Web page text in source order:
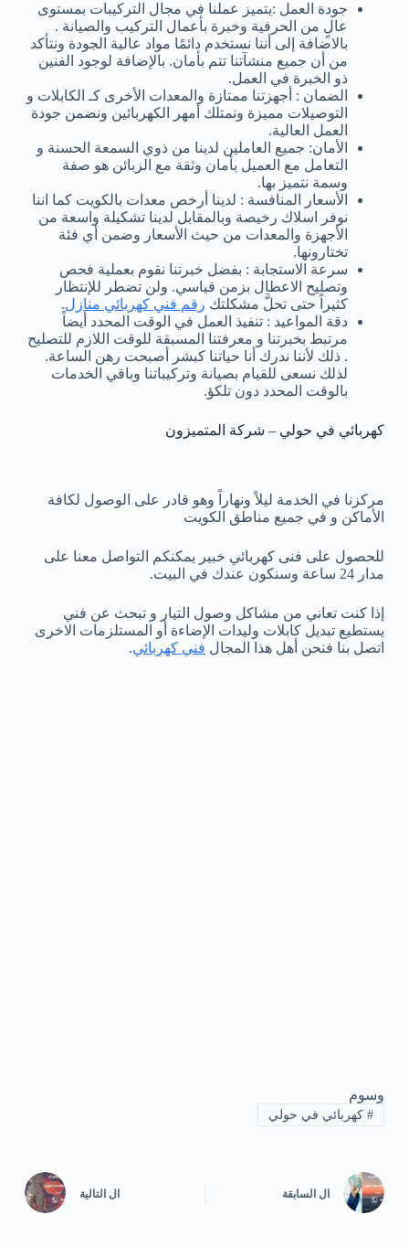
جودة العمل :يتميز عملنا في مجال التركيبات بمستوى
عالٍ من الحرفية وخبرة بأعمال التركيب والصيانة .
بالاضافة إلى أننا نستخدم دائمًا مواد عالية الجودة ونتأكد
من أن جميع منشآتنا تتم بأمان. بالإضافة لوجود الفنين
ذو الخبرة في العمل.
الضمان : أجهزتنا ممتازة والمعدات الأخرى كـ الكابلات و
التوصيلات مميزة ونمتلك أمهر الكهربائين ونضمن جودة
العمل العالية.
الأمان: جميع العاملين لدينا من ذوي السمعة الحسنة و
التعامل مع العميل بأمان وثقة مع الزبائن هو صفة
وسمة نتميز بها.
الأسعار المنافسة : لدينا أرخص معدات بالكويت كما اننا
نوفر اسلاك رخيصة وبالمقابل لدينا تشكيلة واسعة من
الأجهزة والمعدات من حيث الأسعار وضمن أي فئة
تختارونها.
سرعة الاستجابة : بفضل خبرتنا نقوم بعملية فحص
وتصليح الاعطال بزمن قياسي. ولن تضطر للإنتظار
كثيراً حتى تحلَّ مشكلتك رقم فني كهربائي منازل.
دقة المواعيد : تنفيذ العمل في الوقت المحدد أيضاً
مرتبط بخبرتنا و معرفتنا المسبقة للوقت اللازم للتصليح
. ذلك لأننا ندرك أنا حياتنا كبشر أصبحت رهن الساعة.
لذلك نسعى للقيام بصيانة وتركيباتنا وباقي الخدمات
بالوقت المحدد دون تلكؤ.
كهربائي في حولي – شركة المتميزون
مركزنا في الخدمة ليلاً ونهاراً وهو قادر على الوصول لكافة
الأماكن و في جميع مناطق الكويت
للحصول على فنى كهربائي خبير يمكنكم التواصل معنا على
مدار 24 ساعة وسنكون عندك في البيت.
إذا كنت تعاني من مشاكل وصول التيار و تبحث عن فني
يستطيع تبديل كابلات وليدات الإضاءة أو المستلزمات الاخرى
اتصل بنا فنحن أهل هذا المجال فني كهربائي.
وسوم
#كهربائي في حولي
ال السابقة ال التالية